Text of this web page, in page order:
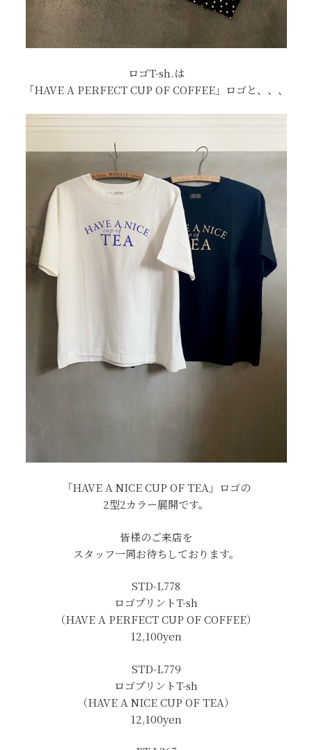
ロゴT-sh.は
「HAVE A PERFECT CUP OF COFFEE」ロゴと、、、
「HAVE A NICE CUP OF TEA」ロゴの
2型2カラー展開です。
皆様のご来店を
スタッフ一同お待ちしております。
STD-L778
ロゴプリントT-sh
（HAVE A PERFECT CUP OF COFFEE）
12,100yen
STD-L779
ロゴプリントT-sh
（HAVE A NICE CUP OF TEA）
12,100yen